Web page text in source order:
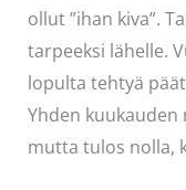
ollut ”ihan kiva”.
tarpeeksi lähelle.
lopulta tehtyä
Yhden
mutta tulos nolla,